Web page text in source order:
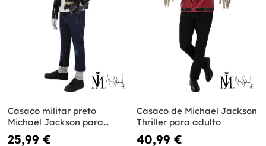
Casaco militar preto
Michael Jackson para
menino
25,99 €
Casaco de Michael Jackson
Thriller para adulto
40,99 €